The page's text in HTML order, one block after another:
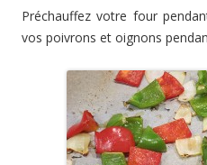
Préchauffez votre four
vos poivrons et oignons